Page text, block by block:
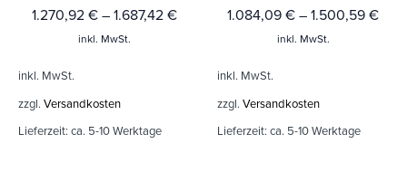
1.270,92 €– 1.687,42 €
inkl. MwSt.
inkl. MwSt.
zzgl. Versandkosten
Lieferzeit: ca. 5-10 Werktage
1.084,09 € – 1.500,59 €
inkl. MwSt.
inkl. MwSt.
zzgl. Versandkosten
Lieferzeit: ca. 5-10 Werktage